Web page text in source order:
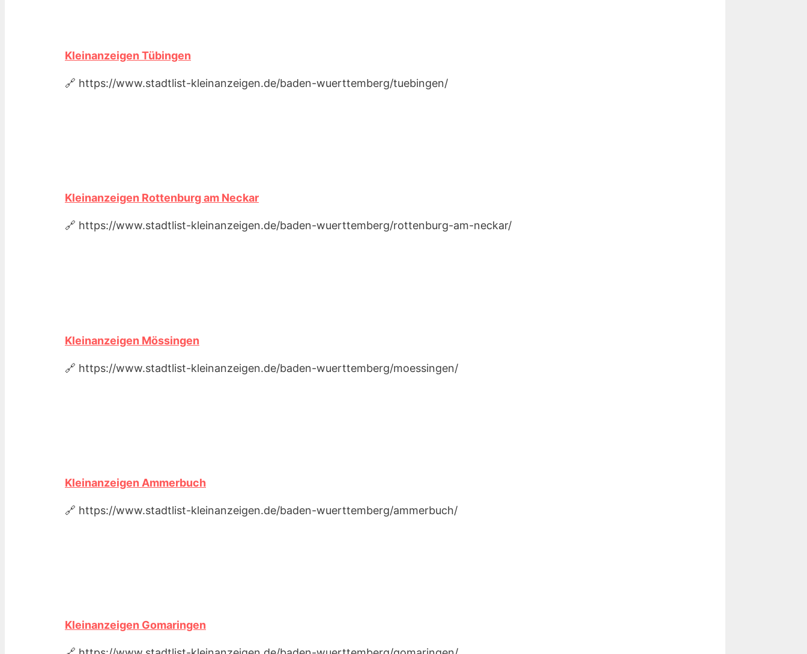
Kleinanzeigen Tübingen
🔗 https://www.stadtlist-kleinanzeigen.de/baden-wuerttemberg/tuebingen/
Kleinanzeigen Rottenburg am Neckar
🔗 https://www.stadtlist-kleinanzeigen.de/baden-wuerttemberg/rottenburg-am-neckar/
Kleinanzeigen Mössingen
🔗 https://www.stadtlist-kleinanzeigen.de/baden-wuerttemberg/moessingen/
Kleinanzeigen Ammerbuch
🔗 https://www.stadtlist-kleinanzeigen.de/baden-wuerttemberg/ammerbuch/
Kleinanzeigen Gomaringen